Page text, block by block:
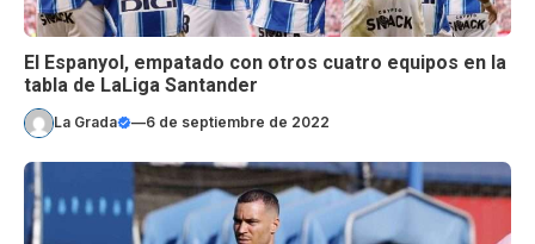
El Espanyol, empatado con otros cuatro equipos en la
tabla de LaLiga Santander
La Grada —6 de septiembre de 2022